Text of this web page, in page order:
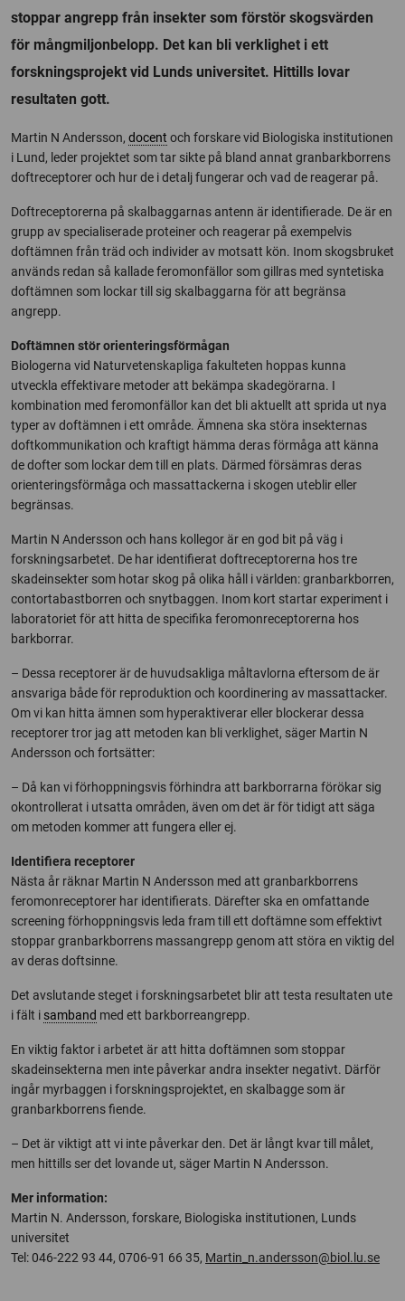
stoppar angrepp från insekter som förstör skogsvärden
för mångmiljonbelopp. Det kan bli verklighet i ett
forskningsprojekt vid Lunds universitet. Hittills lovar
resultaten gott.
Martin N Andersson, docent och forskare vid Biologiska institutionen
i Lund, leder projektet som tar sikte på bland annat granbarkborrens
doftreceptorer och hur de i detalj fungerar och vad de reagerar på.
Doftreceptorerna på skalbaggarnas antenn är identifierade. De är en
grupp av specialiserade proteiner och reagerar på exempelvis
doftämnen från träd och individer av motsatt kön. Inom skogsbruket
används redan så kallade feromonfällor som gillras med syntetiska
doftämnen som lockar till sig skalbaggarna för att begränsa
angrepp.
Doftämnen stör orienteringsförmågan
Biologerna vid Naturvetenskapliga fakulteten hoppas kunna
utveckla effektivare metoder att bekämpa skadegörarna. I
kombination med feromonfällor kan det bli aktuellt att sprida ut nya
typer av doftämnen i ett område. Ämnena ska störa insekternas
doftkommunikation och kraftigt hämma deras förmåga att känna
de dofter som lockar dem till en plats. Därmed försämras deras
orienteringsförmåga och massattackerna i skogen uteblir eller
begränsas.
Martin N Andersson och hans kollegor är en god bit på väg i
forskningsarbetet. De har identifierat doftreceptorerna hos tre
skadeinsekter som hotar skog på olika håll i världen: granbarkborren,
contortabastborren och snytbaggen. Inom kort startar experiment i
laboratoriet för att hitta de specifika feromonreceptorerna hos
barkborrar.
– Dessa receptorer är de huvudsakliga måltavlorna eftersom de är
ansvariga både för reproduktion och koordinering av massattacker.
Om vi kan hitta ämnen som hyperaktiverar eller blockerar dessa
receptorer tror jag att metoden kan bli verklighet, säger Martin N
Andersson och fortsätter:
– Då kan vi förhoppningsvis förhindra att barkborrarna förökar sig
okontrollerat i utsatta områden, även om det är för tidigt att säga
om metoden kommer att fungera eller ej.
Identifiera receptorer
Nästa år räknar Martin N Andersson med att granbarkborrens
feromonreceptorer har identifierats. Därefter ska en omfattande
screening förhoppningsvis leda fram till ett doftämne som effektivt
stoppar granbarkborrens massangrepp genom att störa en viktig del
av deras doftsinne.
Det avslutande steget i forskningsarbetet blir att testa resultaten ute
i fält i samband med ett barkborreangrepp.
En viktig faktor i arbetet är att hitta doftämnen som stoppar
skadeinsekterna men inte påverkar andra insekter negativt. Därför
ingår myrbaggen i forskningsprojektet, en skalbagge som är
granbarkborrens fiende.
– Det är viktigt att vi inte påverkar den. Det är långt kvar till målet,
men hittills ser det lovande ut, säger Martin N Andersson.
Mer information:
Martin N. Andersson, forskare, Biologiska institutionen, Lunds
universitet
Tel: 046-222 93 44, 0706-91 66 35, Martin_n.andersson@biol.lu.se